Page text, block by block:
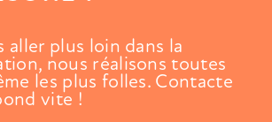
aller plus loin dans la
nous réalisons toutes
les plus folles. Contacte
vite !